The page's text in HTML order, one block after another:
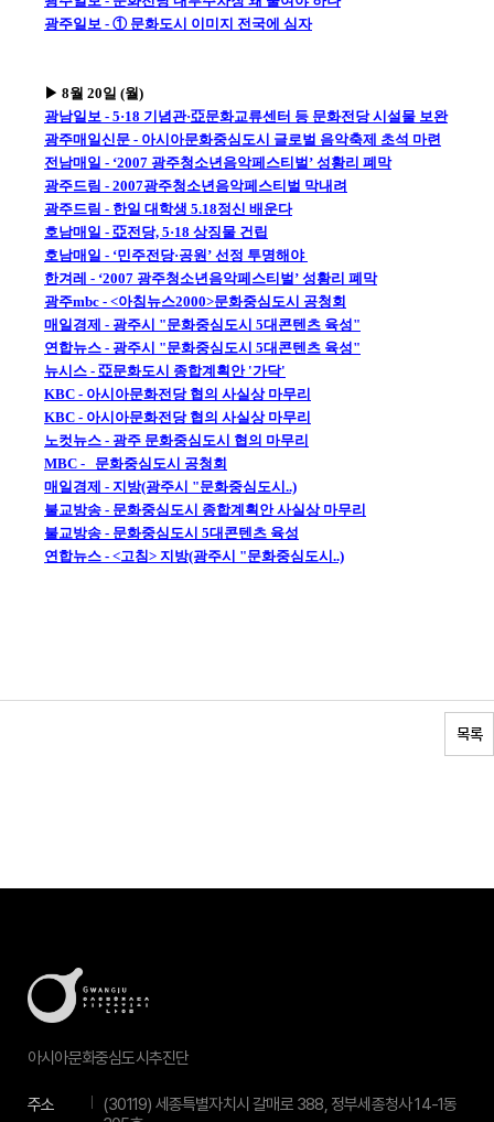
광주일보 - ① 문화도시 이미지 전국에 심자
▶ 8월 20일 (월)
광남일보 - 5·18 기념관·亞문화교류센터 등 문화전당 시설물 보완
광주매일신문 - 아시아문화중심도시 글로벌 음악축제 초석 마련
전남매일 - ‘2007 광주청소년음악페스티벌’ 성황리 폐막
광주드림 - 2007광주청소년음악페스티벌 막내려
광주드림 - 한일 대학생 5.18정신 배운다
호남매일 - 亞전당, 5·18 상징물 건립
호남매일 - ‘민주전당·공원’ 선정 투명해야
한겨레 - ‘2007 광주청소년음악페스티벌’ 성황리 폐막
광주mbc - <아침뉴스2000>문화중심도시 공청회
매일경제 - 광주시 "문화중심도시 5대콘텐츠 육성"
연합뉴스 - 광주시 "문화중심도시 5대콘텐츠 육성"
뉴시스 - 亞문화도시 종합계획안 '가닥'
KBC - 아시아문화전당 협의 사실상 마무리
KBC - 아시아문화전당 협의 사실상 마무리
노컷뉴스 - 광주 문화중심도시 협의 마무리
MBC - 문화중심도시 공청회
매일경제 - 지방(광주시 "문화중심도시..)
불교방송 - 문화중심도시 종합계획안 사실상 마무리
불교방송 - 문화중심도시 5대콘텐츠 육성
연합뉴스 - <고침> 지방(광주시 "문화중심도시..)
목록
아시아문화중심도시추진단
주소
(30119) 세종특별자치시 갈매로 388, 정부세종청사 14-1동